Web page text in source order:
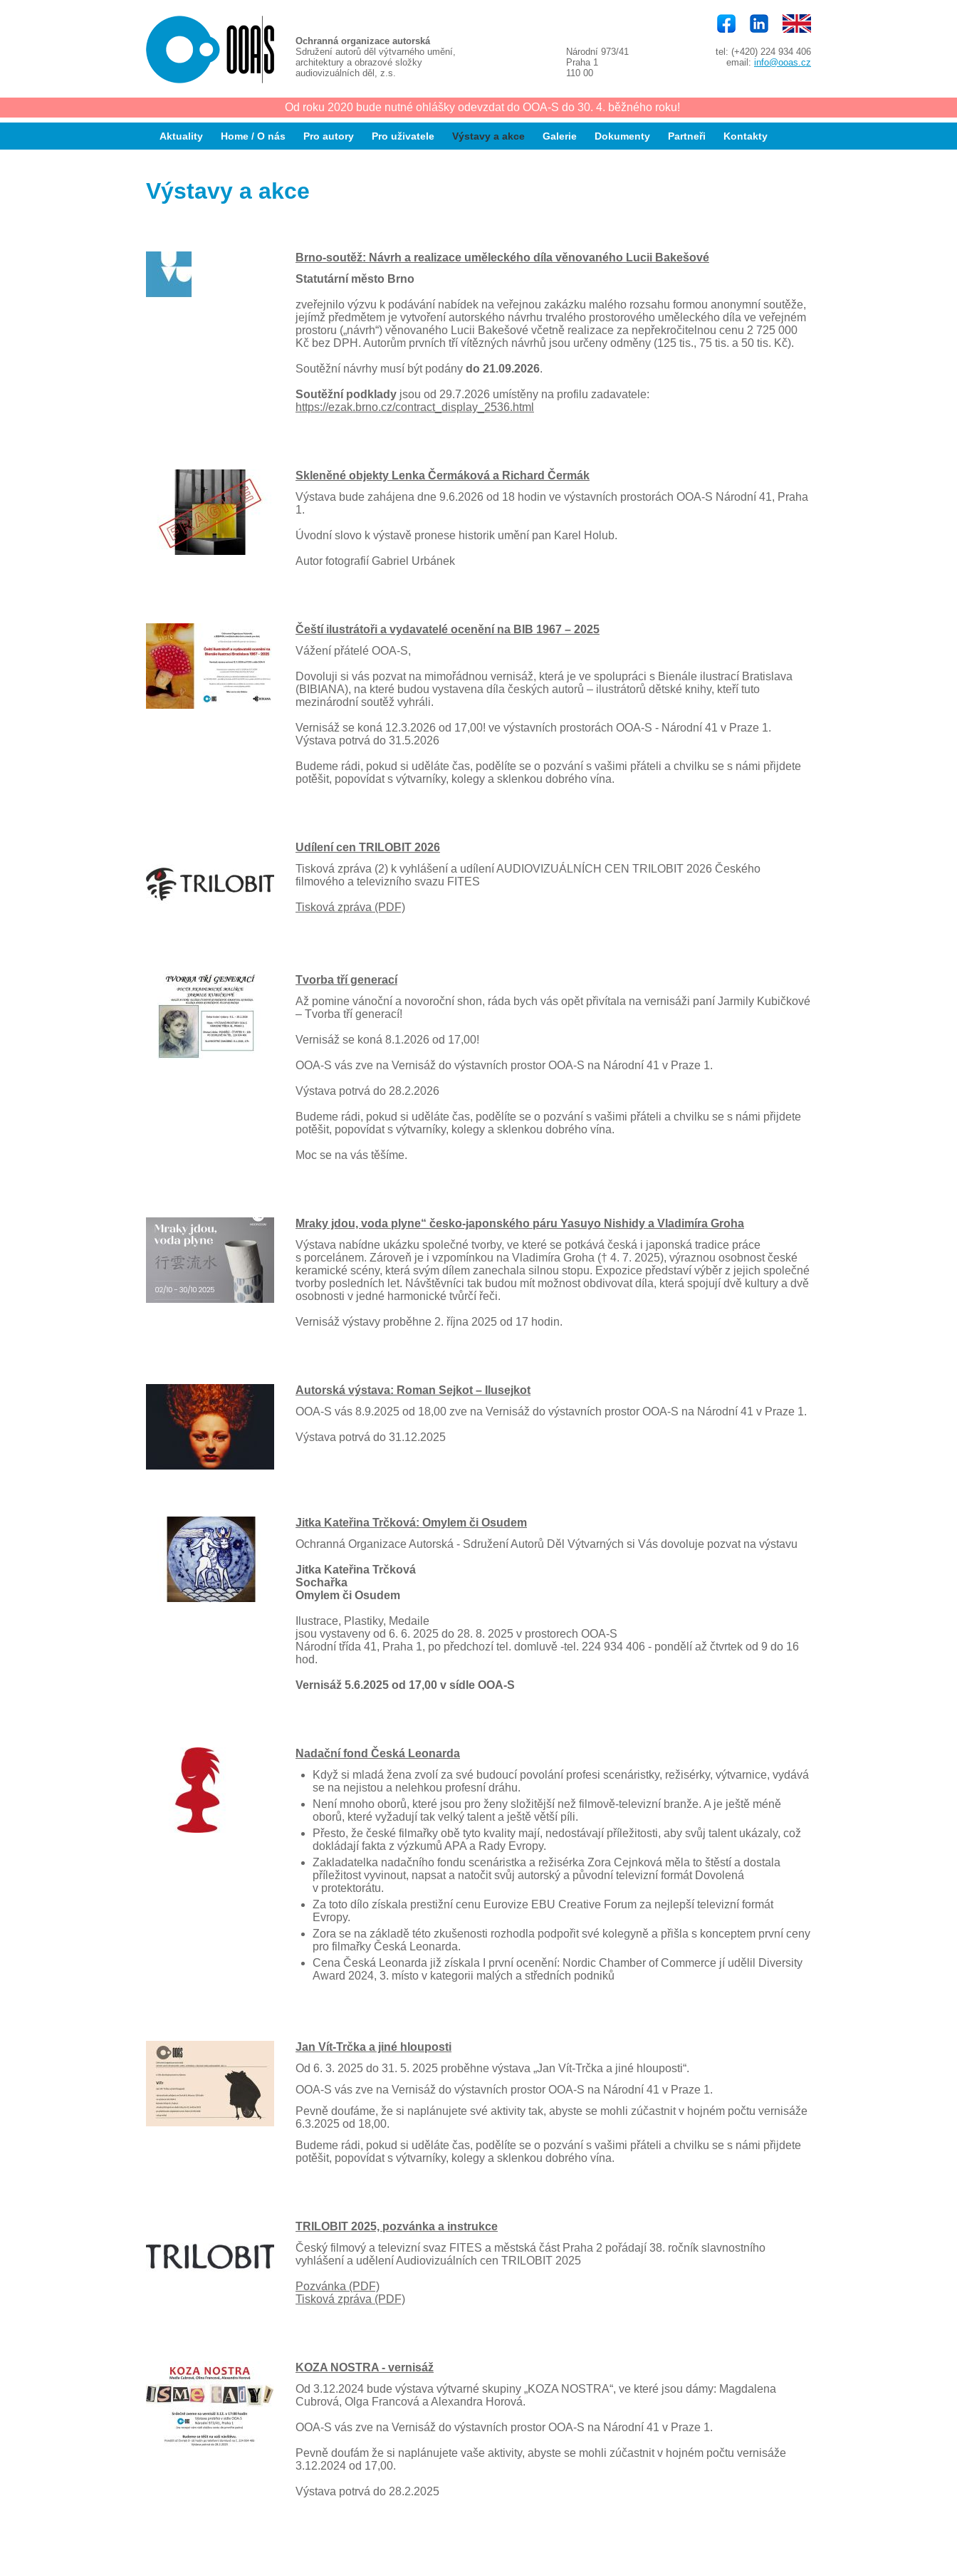
Ochranná organizace autorská
Sdružení autorů děl výtvarného umění,
architektury a obrazové složky
audiovizuálních děl, z.s.
Národní 973/41
Praha 1
110 00
tel: (+420) 224 934 406
email: info@ooas.cz
Od roku 2020 bude nutné ohlášky odevzdat do OOA-S do 30. 4. běžného roku!
Aktuality Home / O nás Pro autory Pro uživatele Výstavy a akce Galerie Dokumenty Partneři Kontakty
Výstavy a akce
Brno-soutěž: Návrh a realizace uměleckého díla věnovaného Lucii Bakešové
Statutární město Brno
zveřejnilo výzvu k podávání nabídek na veřejnou zakázku malého rozsahu formou anonymní soutěže,
jejímž předmětem je vytvoření autorského návrhu trvalého prostorového uměleckého díla ve veřejném
prostoru („návrh“) věnovaného Lucii Bakešové včetně realizace za nepřekročitelnou cenu 2 725 000
Kč bez DPH. Autorům prvních tří vítězných návrhů jsou určeny odměny (125 tis., 75 tis. a 50 tis. Kč).
Soutěžní návrhy musí být podány do 21.09.2026.
Soutěžní podklady jsou od 29.7.2026 umístěny na profilu zadavatele:
https://ezak.brno.cz/contract_display_2536.html
Skleněné objekty Lenka Čermáková a Richard Čermák
Výstava bude zahájena dne 9.6.2026 od 18 hodin ve výstavních prostorách OOA-S Národní 41, Praha
1.
Úvodní slovo k výstavě pronese historik umění pan Karel Holub.
Autor fotografií Gabriel Urbánek
Čeští ilustrátoři a vydavatelé ocenění na BIB 1967 – 2025
Vážení přátelé OOA-S,
Dovoluji si vás pozvat na mimořádnou vernisáž, která je ve spolupráci s Bienále ilustrací Bratislava
(BIBIANA), na které budou vystavena díla českých autorů – ilustrátorů dětské knihy, kteří tuto
mezinárodní soutěž vyhráli.
Vernisáž se koná 12.3.2026 od 17,00! ve výstavních prostorách OOA-S - Národní 41 v Praze 1.
Výstava potrvá do 31.5.2026
Budeme rádi, pokud si uděláte čas, podělíte se o pozvání s vašimi přáteli a chvilku se s námi přijdete
potěšit, popovídat s výtvarníky, kolegy a sklenkou dobrého vína.
Udílení cen TRILOBIT 2026
Tisková zpráva (2) k vyhlášení a udílení AUDIOVIZUÁLNÍCH CEN TRILOBIT 2026 Českého
filmového a televizního svazu FITES
Tisková zpráva (PDF)
Tvorba tří generací
Až pomine vánoční a novoroční shon, ráda bych vás opět přivítala na vernisáži paní Jarmily Kubičkové
– Tvorba tří generací!
Vernisáž se koná 8.1.2026 od 17,00!
OOA-S vás zve na Vernisáž do výstavních prostor OOA-S na Národní 41 v Praze 1.
Výstava potrvá do 28.2.2026
Budeme rádi, pokud si uděláte čas, podělíte se o pozvání s vašimi přáteli a chvilku se s námi přijdete
potěšit, popovídat s výtvarníky, kolegy a sklenkou dobrého vína.
Moc se na vás těšíme.
Mraky jdou, voda plyne“ česko-japonského páru Yasuyo Nishidy a Vladimíra Groha
Výstava nabídne ukázku společné tvorby, ve které se potkává česká i japonská tradice práce
s porcelánem. Zároveň je i vzpomínkou na Vladimíra Groha († 4. 7. 2025), výraznou osobnost české
keramické scény, která svým dílem zanechala silnou stopu. Expozice představí výběr z jejich společné
tvorby posledních let. Návštěvníci tak budou mít možnost obdivovat díla, která spojují dvě kultury a dvě
osobnosti v jedné harmonické tvůrčí řeči.
Vernisáž výstavy proběhne 2. října 2025 od 17 hodin.
Autorská výstava: Roman Sejkot – Ilusejkot
OOA-S vás 8.9.2025 od 18,00 zve na Vernisáž do výstavních prostor OOA-S na Národní 41 v Praze 1.
Výstava potrvá do 31.12.2025
Jitka Kateřina Trčková: Omylem či Osudem
Ochranná Organizace Autorská - Sdružení Autorů Děl Výtvarných si Vás dovoluje pozvat na výstavu
Jitka Kateřina Trčková
Sochařka
Omylem či Osudem
Ilustrace, Plastiky, Medaile
jsou vystaveny od 6. 6. 2025 do 28. 8. 2025 v prostorech OOA-S
Národní třída 41, Praha 1, po předchozí tel. domluvě -tel. 224 934 406 - pondělí až čtvrtek od 9 do 16
hod.
Vernisáž 5.6.2025 od 17,00 v sídle OOA-S
Nadační fond Česká Leonarda
Když si mladá žena zvolí za své budoucí povolání profesi scenáristky, režisérky, výtvarnice, vydává
se na nejistou a nelehkou profesní dráhu.
Není mnoho oborů, které jsou pro ženy složitější než filmově-televizní branže. A je ještě méně
oborů, které vyžadují tak velký talent a ještě větší píli.
Přesto, že české filmařky obě tyto kvality mají, nedostávají příležitosti, aby svůj talent ukázaly, což
dokládají fakta z výzkumů APA a Rady Evropy.
Zakladatelka nadačního fondu scenáristka a režisérka Zora Cejnková měla to štěstí a dostala
příležitost vyvinout, napsat a natočit svůj autorský a původní televizní formát Dovolená
v protektorátu.
Za toto dílo získala prestižní cenu Eurovize EBU Creative Forum za nejlepší televizní formát
Evropy.
Zora se na základě této zkušenosti rozhodla podpořit své kolegyně a přišla s konceptem první ceny
pro filmařky Česká Leonarda.
Cena Česká Leonarda již získala I první ocenění: Nordic Chamber of Commerce jí udělil Diversity
Award 2024, 3. místo v kategorii malých a středních podniků
Jan Vít-Trčka a jiné hlouposti
Od 6. 3. 2025 do 31. 5. 2025 proběhne výstava „Jan Vít-Trčka a jiné hlouposti“.
OOA-S vás zve na Vernisáž do výstavních prostor OOA-S na Národní 41 v Praze 1.
Pevně doufáme, že si naplánujete své aktivity tak, abyste se mohli zúčastnit v hojném počtu vernisáže
6.3.2025 od 18,00.
Budeme rádi, pokud si uděláte čas, podělíte se o pozvání s vašimi přáteli a chvilku se s námi přijdete
potěšit, popovídat s výtvarníky, kolegy a sklenkou dobrého vína.
TRILOBIT 2025, pozvánka a instrukce
Český filmový a televizní svaz FITES a městská část Praha 2 pořádají 38. ročník slavnostního
vyhlášení a udělení Audiovizuálních cen TRILOBIT 2025
Pozvánka (PDF)
Tisková zpráva (PDF)
KOZA NOSTRA - vernisáž
Od 3.12.2024 bude výstava výtvarné skupiny „KOZA NOSTRA“, ve které jsou dámy: Magdalena
Cubrová, Olga Francová a Alexandra Horová.
OOA-S vás zve na Vernisáž do výstavních prostor OOA-S na Národní 41 v Praze 1.
Pevně doufám že si naplánujete vaše aktivity, abyste se mohli zúčastnit v hojném počtu vernisáže
3.12.2024 od 17,00.
Výstava potrvá do 28.2.2025